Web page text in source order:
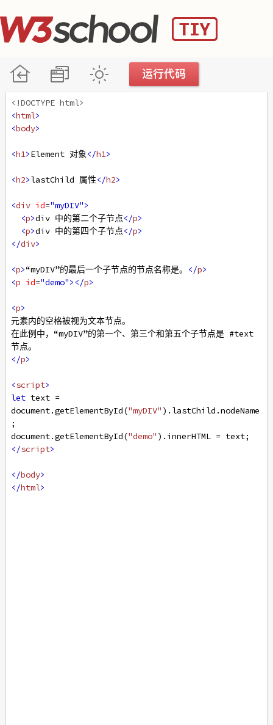
<!DOCTYPE html>
<html>
<body>
<h1>Element 对象</h1>
<h2>lastChild 属性</h2>
<div id="myDIV">
<p>div 中的第二个子节点</p>
<p>div 中的第四个子节点</p>
</div>
<p>“myDIV”的最后一个子节点的节点名称是。 </p>
<p id="demo"></p>
<p>
元素内的空格被视为文本节点。
在此例中，“myDIV”的第一个、第三个和第五个子节点是 #text
节点。
</p>
<script>
let text =
document.getElementById("myDIV" ). lastChild .nodeName
;
document.getElementById("demo" ). innerHTML = text
</script>
</body>
</html>